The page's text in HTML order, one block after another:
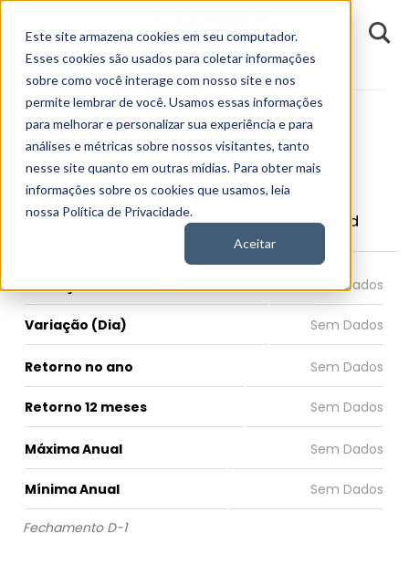
Este site armazena cookies em seu computador.
Esses cookies são usados para coletar informações
sobre como você interage com nosso site e nos
permite lembrar de você. Usamos essas informações
para melhorar e personalizar sua experiência e para
análises e métricas sobre nossos visitantes, tanto
nesse site quanto em outras mídias. Para obter mais
informações sobre os cookies que usamos, leia
nossa Política de Privacidade.
Aceitar
Fundamentos PEG
PEG
Public Service Enterprise Group Incorporated
COTAÇÃO PEG HOJE
Variação (Dia)
Retorno no ano
Retorno 12 meses
Máxima Anual
Mínima Anual
Fechamento D-1